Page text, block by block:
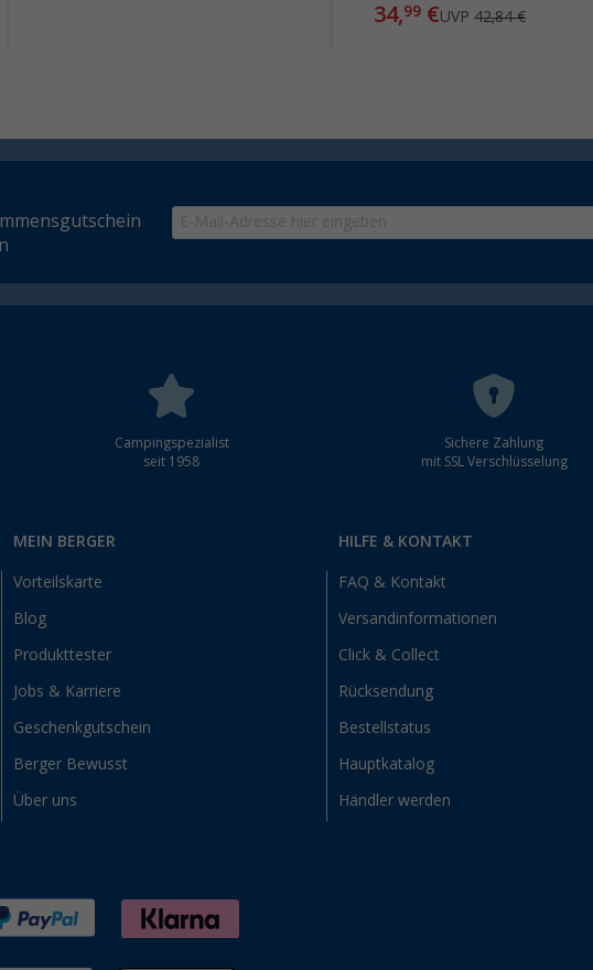
34,99 €UVP42,84 €
Campingspezialist
seit 1958
Sichere Zahlung
mit SSL Verschlüsselung
MEIN BERGER
Vorteilskarte
Blog
Produkttester
Jobs & Karriere
Geschenkgutschein
Berger Bewusst
Über uns
HILFE & KONTAKT
FAQ & Kontakt
Versandinformationen
Click & Collect
Rücksendung
Bestellstatus
Hauptkatalog
Händler werden